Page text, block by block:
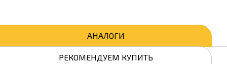
АНАЛОГИ
РЕКОМЕНДУЕМ КУПИТЬ